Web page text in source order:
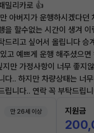
밀리카로 👍
아버지가 운행하시겠다던
을 할수없는 시간이 생겨
드리고 싶어서 올립니다 승
고 예쁘게 운행 해주셨으
만 가정사항이 너무 좋지
다.. 하지만 차량상태는 너
립니다.. 연락 꼭 부탁드립
만 26세 이상 지원금